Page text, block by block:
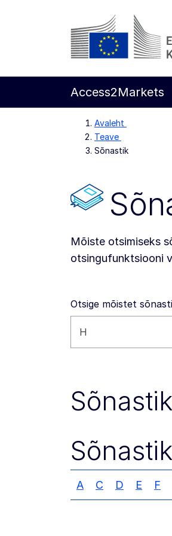
Põhisisu juurde
Access2Markets
Avaleht
Teave
Sõnastik
Mõiste otsimiseks
otsingufunktsiooni
Otsige mõistet
Otsi sellelt
A C D E F